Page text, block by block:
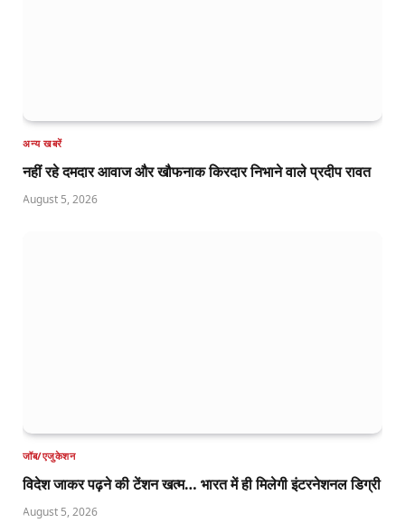
अन्य खबरें
नहीं रहे दमदार आवाज और खौफनाक किरदार निभाने वाले प्रदीप रावत
August 5, 2026
जॉब/एजुकेशन
विदेश जाकर पढ़ने की टेंशन खत्म… भारत में ही मिलेगी इंटरनेशनल डिग्री
August 5, 2026